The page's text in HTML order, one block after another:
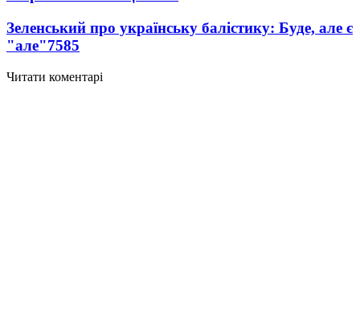
Зеленський про українську балістику: Буде, але є
"але"7585
Читати коментарі